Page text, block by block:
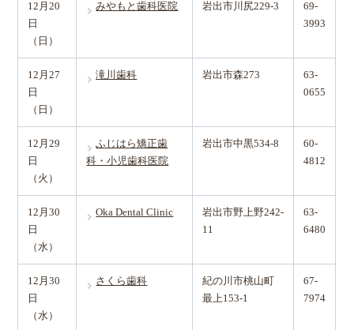
12月20
日
（日）
みやもと歯科医院 岩出市川尻229-3
69-
3993
12月27
日
（日）
滝川歯科 岩出市森273
63-
0655
12月29
日
（火）
ふじはら矯正歯
科・小児歯科医院
岩出市中黒534-8
60-
4812
12月30
日
（水）
Oka Dental Clinic
岩出市野上野242-
11
63-
6480
12月30
日
（水）
さくら歯科
紀の川市桃山町
最上153-1
67-
7974